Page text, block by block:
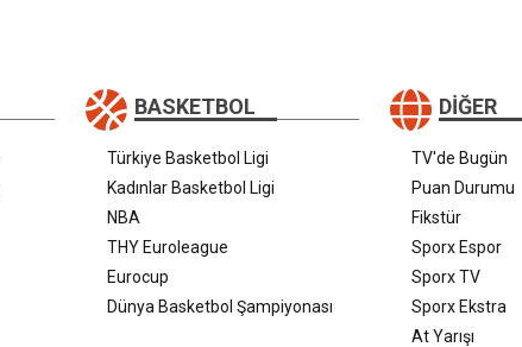
BASKETBOL
Türkiye Basketbol Ligi
Kadınlar Basketbol Ligi
NBA
THY Euroleague
Eurocup
Dünya Basketbol Şampiyonası
DIĞER
TV'de Bugün
Puan Durumu
Fikstür
Sporx Espor
Sporx TV
Sporx Ekstra
At Yarışı